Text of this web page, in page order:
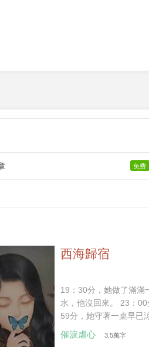
免费
西海歸宿
19：30分，她做了滿滿
水，他沒回來。 23：
59分，她守著一桌早已
終于在24：00前，踏進
須到家，于是他便每天
催淚虐心 3.5萬字